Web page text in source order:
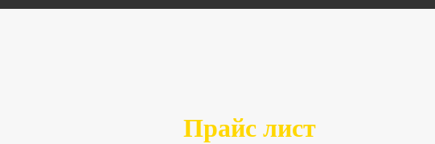
Прайс лист